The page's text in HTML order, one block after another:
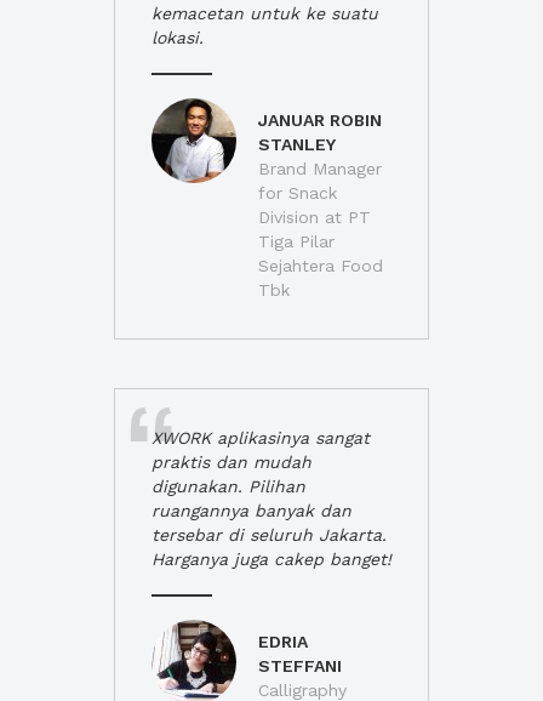
kemacetan untuk ke suatu
lokasi.
JANUAR ROBIN
STANLEY
Brand Manager
for Snack
Division at PT
Tiga Pilar
Sejahtera Food
Tbk
XWORK aplikasinya sangat
praktis dan mudah
digunakan. Pilihan
ruangannya banyak dan
tersebar di seluruh Jakarta.
Harganya juga cakep banget!
EDRIA
STEFFANI
Calligraphy